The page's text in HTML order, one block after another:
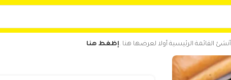
أنشئ القائمة الرئيسية أولا لعرضها هنا .إظغط هنا